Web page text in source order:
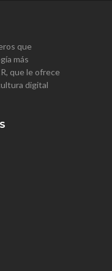
que
más
que le ofrece
digital